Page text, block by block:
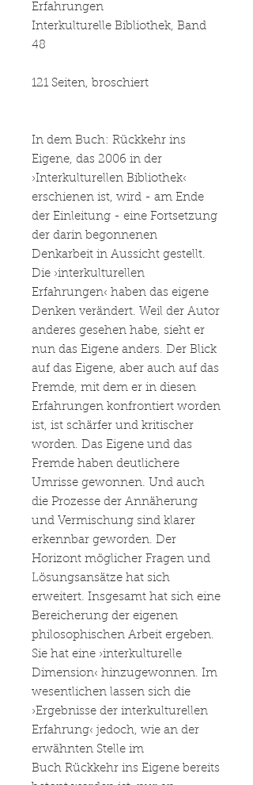
Erfahrungen
Interkulturelle Bibliothek, Band
48
121 Seiten, broschiert
In dem Buch: Rückkehr ins
Eigene, das 2006 in der
›Interkulturellen Bibliothek‹
erschienen ist, wird - am Ende
der Einleitung - eine Fortsetzung
der darin begonnenen
Denkarbeit in Aussicht gestellt.
Die ›interkulturellen
Erfahrungen‹ haben das eigene
Denken verändert. Weil der Autor
anderes gesehen habe, sieht er
nun das Eigene anders. Der Blick
auf das Eigene, aber auch auf das
Fremde, mit dem er in diesen
Erfahrungen konfrontiert worden
ist, ist schärfer und kritischer
worden. Das Eigene und das
Fremde haben deutlichere
Umrisse gewonnen. Und auch
die Prozesse der Annäherung
und Vermischung sind klarer
erkennbar geworden. Der
Horizont möglicher Fragen und
Lösungsansätze hat sich
erweitert. Insgesamt hat sich eine
Bereicherung der eigenen
philosophischen Arbeit ergeben.
Sie hat eine ›interkulturelle
Dimension‹ hinzugewonnen. Im
wesentlichen lassen sich die
›Ergebnisse der interkulturellen
Erfahrung‹ jedoch, wie an der
erwähnten Stelle im
Buch Rückkehr ins Eigene bereits